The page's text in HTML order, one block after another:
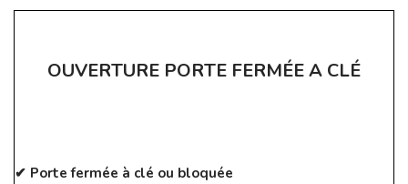
OUVERTURE PORTE FERMÉE A CLÉ
✔ Porte fermée à clé ou bloquée